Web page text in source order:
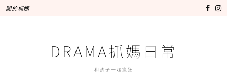
關於抓媽
DRAMA抓媽日常
和孩子一起瘋狂